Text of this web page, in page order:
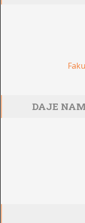
DAJE